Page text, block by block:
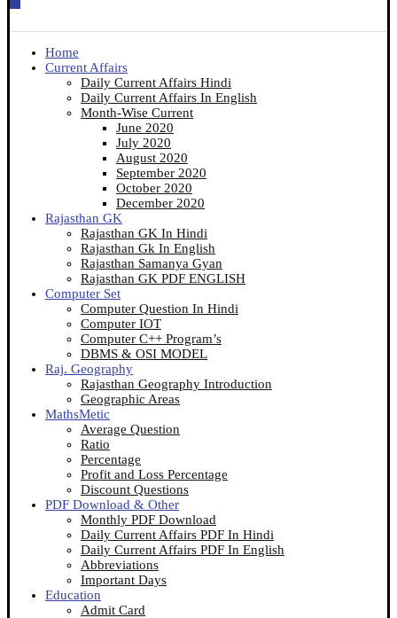
Home
Current Affairs
Daily Current Affairs Hindi
Daily Current Affairs In English
Month-Wise Current
June 2020
July 2020
August 2020
September 2020
October 2020
December 2020
Rajasthan GK
Rajasthan GK In Hindi
Rajasthan Gk In English
Rajasthan Samanya Gyan
Rajasthan GK PDF ENGLISH
Computer Set
Computer Question In Hindi
Computer IOT
Computer C++ Program’s
DBMS & OSI MODEL
Raj. Geography
Rajasthan Geography Introduction
Geographic Areas
MathsMetic
Average Question
Ratio
Percentage
Profit and Loss Percentage
Discount Questions
PDF Download & Other
Monthly PDF Download
Daily Current Affairs PDF In Hindi
Daily Current Affairs PDF In English
Abbreviations
Important Days
Education
Admit Card